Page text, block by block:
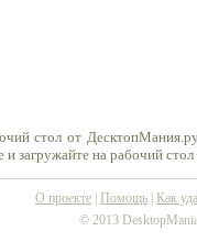
стол от
и загружайте на рабочий
О проекте Помощь Как
© 2013